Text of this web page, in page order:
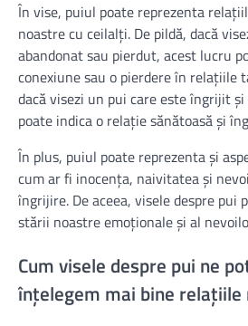
În vise, puiul poate reprezenta
noastre cu ceilalți. De pildă, dacă
abandonat sau pierdut, acest lucru
conexiune sau o pierdere în relațiile
dacă visezi un pui care este îngrijit
poate indica o relație sănătoasă și
În plus, puiul poate reprezenta și
cum ar fi inocența, naivitatea și
îngrijire. De aceea, visele despre pui
stării noastre emoționale și al
Cum visele despre pui ne
înțelegem mai bine relațiile